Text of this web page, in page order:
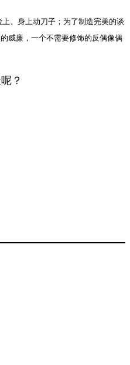
、身上动刀子；为了制造完美的谈
威廉，一个不需要修饰的反偶像偶
？